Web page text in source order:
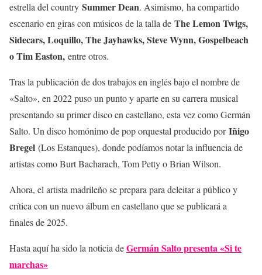
estrella del country Summer Dean. Asimismo, ha compartido
escenario en giras con músicos de la talla de The Lemon Twigs,
Sidecars, Loquillo, The Jayhawks, Steve Wynn, Gospelbeach
o Tim Easton, entre otros.
Tras la publicación de dos trabajos en inglés bajo el nombre de
«Salto», en 2022 puso un punto y aparte en su carrera musical
presentando su primer disco en castellano, esta vez como Germán
Salto. Un disco homónimo de pop orquestal producido porIñigo
Bregel (Los Estanques), donde podíamos notar la influencia de
artistas como Burt Bacharach, Tom Petty o Brian Wilson.
Ahora, el artista madrileño se prepara para deleitar a público y
crítica con un nuevo álbum en castellano que se publicará a
finales de 2025.
Hasta aquí ha sido la noticia deGermán Salto presenta «Si te
marchas»